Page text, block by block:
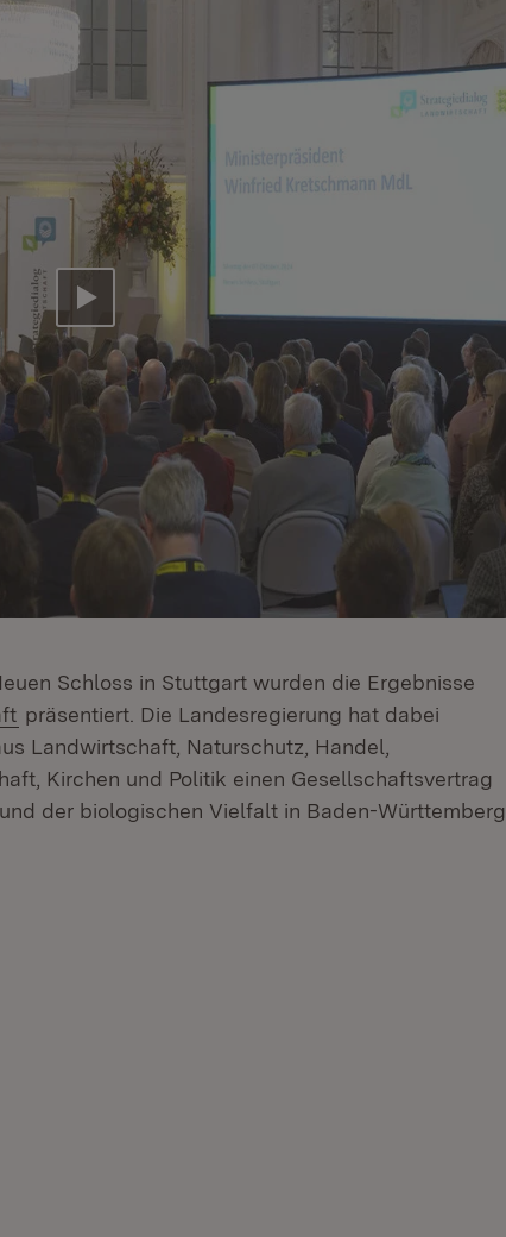
Video abspielen
Schloss in Stuttgart wurden die Ergebnisse
präsentiert. Die Landesregierung hat dabei
Landwirtschaft, Naturschutz, Handel,
Kirchen und Politik einen Gesellschaftsvertrag
der biologischen Vielfalt in Baden-Württemberg